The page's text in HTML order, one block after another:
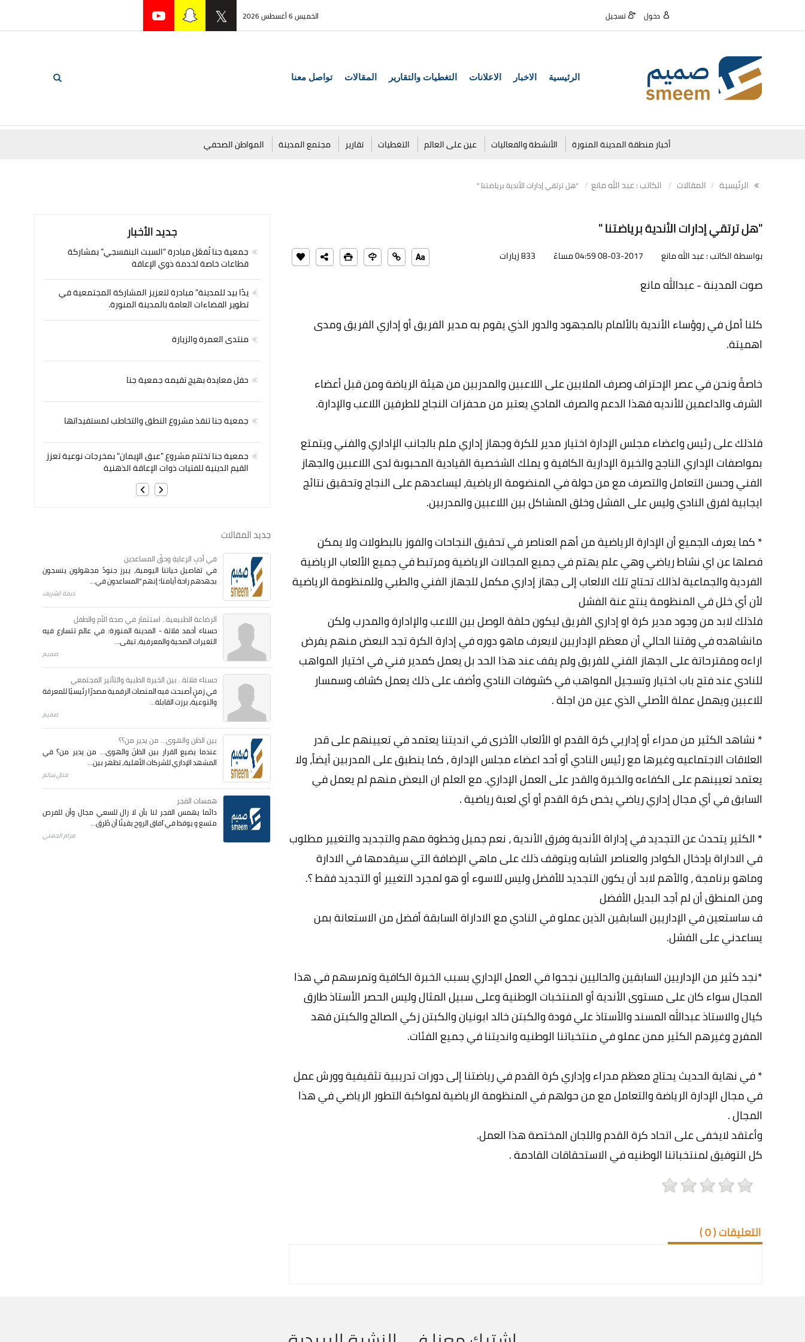
الخميس 6 أغسطس 2026 دخول تسجيل
الرئيسية الاخبار الاعلانات التغطيات والتقارير المقالات تواصل معنا
أخبار منطقة المدينة المنورة الأنشطة والفعاليات عين على العالم التغطيات تقارير مجتمع المدينة المواطن الصحفي
الرئيسية المقالات الكاتب : عبد الله مانع "هل ترتقي إدارات الأندية برياضتنا "
"هل ترتقي إدارات الأندية برياضتنا "
بواسطة الكاتب : عبد الله مانع 08-03-2017 04:59 مساءً 833 زيارات
صوت المدينة - عبدالله مانع
كلنا أمل في روؤساء الأندية بالألمام بالمجهود والدور الذي يقوم به مدير الفريق أو إداري الفريق ومدى
اهميتة.
خاصةً ونحن في عصر الإحتراف وصرف الملايين على اللاعبين والمدربين من هيئة الرياضة ومن قبل أعضاء
الشرف والداعمين للأنديه فهذا الدعم والصرف المادي يعتبر من محفزات النجاح للطرفين اللاعب والإدارة.
فلذلك على رئيس واعضاء مجلس الإدارة اختيار مدير للكرة وجهاز إداري ملم بالجانب اﻹاداري والفني ويتمتع
بمواصفات الإداري الناجح والخبرة الإدارية الكافية و يملك الشخصية القيادية المحبوبة لدى اللاعبين والجهاز
الفني وحسن التعامل والتصرف مع من حولة في المنضومة الرياضية، ليساعدهم على النجاح وتحقيق نتائج
ايجابية لفرق النادي وليس على الفشل وخلق المشاكل بين اللاعبين والمدربين.
* كما يعرف الجميع أن الإدارة الرياضية من أهم العناصر في تحقيق النجاحات والفوز بالبطولات ولا يمكن
فصلها عن اي نشاط رياضي وهي علم يهتم في جميع المجالات الرياضية ومرتبط في جميع الألعاب الرياضية
الفردية والجماعية لذالك تحتاج تلك الالعاب إلى جهاز إداري مكمل للجهاز الفني والطبي وللمنظومة الرياضية
لأن أي خلل في المنظومة ينتج عنة الفشل
فلذلك لابد من وجود مدير كرة او إداري الفريق ليكون حلقة الوصل بين اللاعب واﻹادارة والمدرب ولكن
مانشاهده في وقتنا الحالي أن معظم الإداريين لايعرف ماهو دوره في إدارة الكرة تجد البعض منهم يفرض
اراءه ومقترحاتة على الجهاز الفني للفريق ولم يقف عند هذا الحد بل يعمل كمدير فني في اختيار المواهب
للنادي عند فتح باب اختيار وتسجيل المواهب في كشوفات النادي وأضف على ذلك يعمل كشاف وسمسار
للاعبين ويهمل عملة الأصلي الذي عين من اجلة .
* نشاهد الكثير من مدراء أو إداريي كرة القدم او الألعاب اﻷخرى في انديتنا يعتمد في تعيينهم على قدر
العلاقات الاجتماعيه وغيرها مع رئيس النادي أو أحد اعضاء مجلس الإدارة ، كما ينطبق على المدربين أيضاً، ولا
يعتمد تعيينهم على الكفاءه والخبرة والقدر على العمل الإداري. مع العلم ان البعض منهم لم يعمل في
السابق في أي مجال إداري رياضي يخص كرة القدم أو أي لعبة رياضية .
* الكثير يتحدث عن التجديد في إداراة الأندية وفرق الأندية ، نعم جميل وخطوة مهم والتجديد والتغيير مطلوب
في الاداراة بإدخال الكوادر والعناصر الشابه ويتوقف ذلك على ماهي الإضافة التي سيقدمها في الادارة
وماهو برنامجة ، والأهم لابد أن يكون التجديد للأفضل وليس للاسوء أو هو لمجرد التغيير أو التجديد فقط ؟.
ومن المنطق أن لم أجد البديل الأفضل
ف ساستعين في الإداريين السابقين الذين عملو في النادي مع الاداراة السابقة أفضل من الاستعانة بمن
يساعدني على الفشل.
*نجد كثير من الإداريين السابقين والحاليين نجحوا في العمل الإداري بسبب الخبرة الكافية وتمرسهم في هذا
المجال سواء كان على مستوى الأندية أو المنتخبات الوطنية وعلى سبيل المثال وليس الحصر الأستاذ طارق
كيال والاستاذ عبدالله المسند والأستاذ علي فودة والكبتن خالد ابونيان والكبتن زكي الصالح والكبتن فهد
المفرج وغيرهم الكثير ممن عملو في منتخباتنا الوطنيه وانديتنا في جميع الفئات.
* في نهاية الحديث يحتاج معظم مدراء وإداري كرة القدم في رياضتنا إلى دورات تدريبية تثقيفية وورش عمل
في مجال الإدارة الرياضة والتعامل مع من حولهم في المنظومة الرياضية لمواكبة التطور الرياضي في هذا
المجال .
وأعتقد لايخفى على اتحاد كرة القدم واللجان المختصة هذا العمل.
كل التوفيق لمنتخباتنا الوطنيه في الاستحقاقات القادمة .
جديد الأخبار
جمعية جنا تُفعّل مبادرة “السبت البنفسجي” بمشاركة
قطاعات خاصة لخدمة ذوي الإعاقة
يدًا بيد للمدينة” مبادرة لتعزيز المشاركة المجتمعية في
تطوير الفضاءات العامة بالمدينة المنورة.
منتدى العمرة والزيارة
حفل معايدة بهيج تقيمه جمعية جنا
جمعية جنا تنفذ مشروع النطق والتخاطب لمستفيداتها
جمعية جنا تختتم مشروع "عبق الإيمان" بمخرجات نوعية تعزز
القيم الدينية للفتيات ذوات الإعاقة الذهنية
جديد المقالات
في أدبِ الرعايةِ وحقِّ المساعدين
في تفاصيل حياتنا اليومية، يبرز جنودٌ مجهولون ينسجون
بجهدهم راحة أيامنا؛ إنهم "المساعدون في...
ديمة الشريف
الرضاعة الطبيعية.. استثمار في صحة الأم والطفل
حسناء أحمد فلاتة - المدينة المنورة: في عالم تتسارع فيه
التغيرات الصحية والمعرفية، تبقى...
صميم
حسناء فلاتة.. بين الخبرة الطبية والتأثير المجتمعي
في زمنٍ أصبحت فيه المنصات الرقمية مصدرًا رئيسيًا للمعرفة
والتوعية، برزت القابلة...
صميم
بين الظن والهوى... من يدير من؟؟
عندما يضيع القرار بين الظنّ والهوى… من يدير من؟ في
المشهد الإداري للشركات الأهلية، تظهر بين...
منال سالم
همسات الفجر
دائما يهمس الفجر لنا بأن لا زال للسعي مجال وأن للفرص
متسع و يوقظ في آفاق الروح يقينًا أن طُرق...
مرام الجهني
التعليقات (0
)